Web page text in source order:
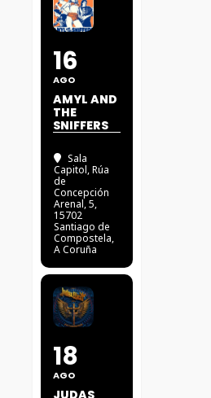
16
AGO
AMYL AND
THE
SNIFFERS
Sala
Capitol, Rúa
de
Concepción
Arenal, 5,
15702
Santiago de
Compostela,
A Coruña
18
AGO